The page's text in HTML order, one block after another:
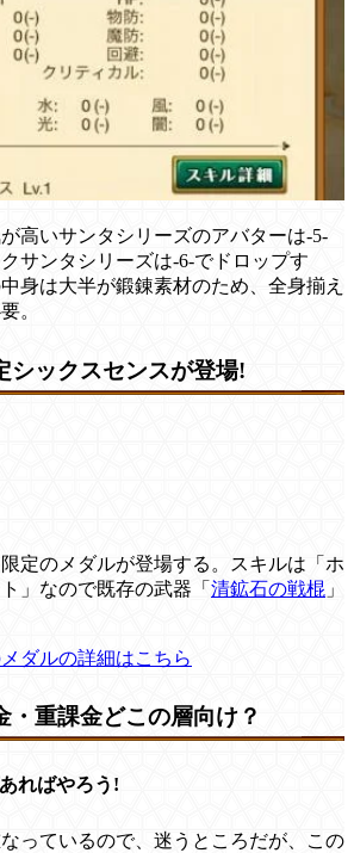
高いサンタシリーズのアバターは-5-
サンタシリーズは-6-でドロップす
身は大半が鍛錬素材のため、全身揃え
。
シックスセンスが登場!
定のメダルが登場する。スキルは「ホ
」なので既存の武器「 清鉱石の戦棍 」
ダルの詳細はこちら
・重課金どこの層向け？
ればやろう!
っているので、迷うところだが、この